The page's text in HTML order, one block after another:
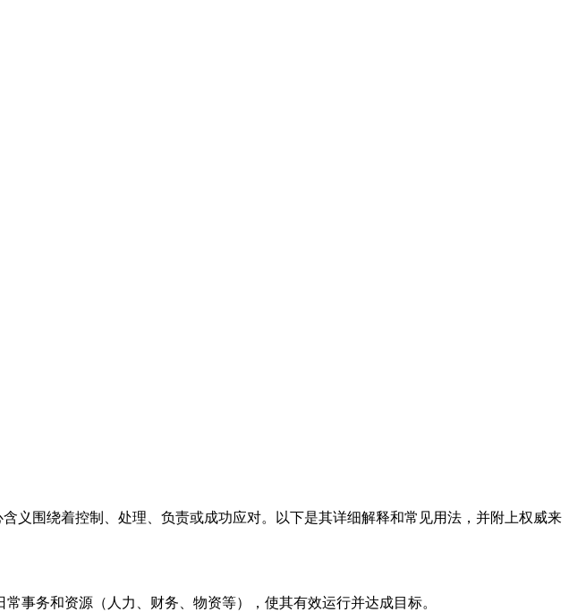
义围绕着控制、处理、负责或成功应对。以下是其详细解释和常见用法，并附上权威来
事务和资源（人力、财务、物资等），使其有效运行并达成目标。